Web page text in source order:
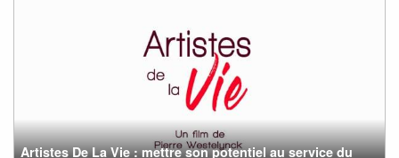
Artistes De La Vie : mettre son potentiel au service du